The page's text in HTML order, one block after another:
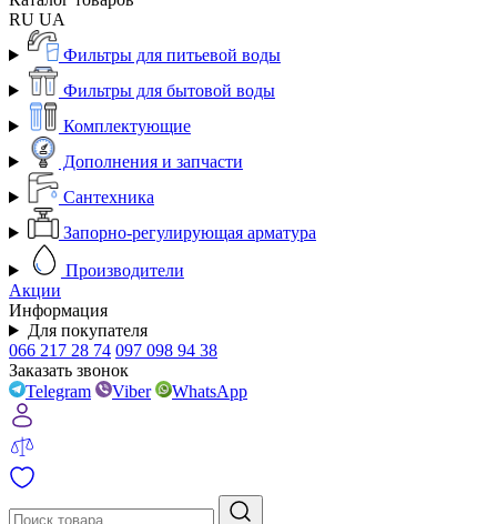
RU UA
Фильтры для питьевой воды
Фильтры для бытовой воды
Комплектующие
Дополнения и запчасти
Сантехника
Запорно-регулирующая арматура
Производители
Акции
Информация
Для покупателя
066 217 28 74 097 098 94 38
Заказать звонок
Telegram
Viber WhatsApp